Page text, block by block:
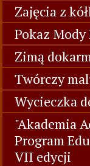
Zajęcia z
Pokaz Mody
Zimą
Twórczy
Wycieczka
"Akademia
Program
VII edycji